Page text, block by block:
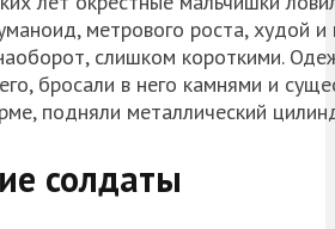
метрового роста, худой
слишком короткими.
бросали в него камнями и
подняли металлический
солдаты